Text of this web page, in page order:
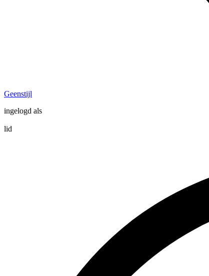
Geenstijl
ingelogd als
lid